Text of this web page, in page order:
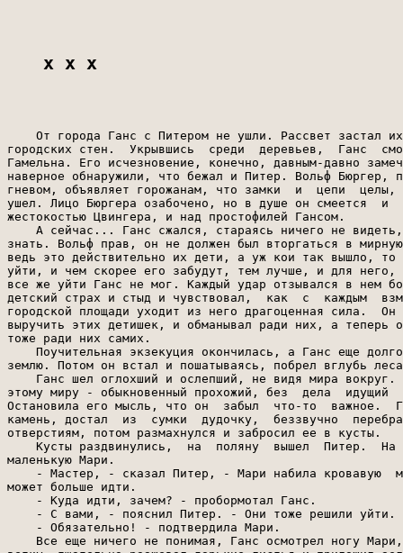
x x x
От города Ганс с Питером не ушли. Рассвет застал
городских стен.  Укрывшись  среди  деревьев,  Ганс
Гамельна. Его исчезновение, конечно, давным-давно
наверное обнаружили, что бежал и Питер. Вольф Бюргер,
гневом, объявляет горожанам, что замки  и  цепи  целы,
ушел. Лицо Бюргера озабочено, но в душе он смеется  и
жестокостью Цвингера, и над простофилей Гансом.
А сейчас... Ганс сжался, стараясь ничего не
знать. Вольф прав, он не должен был вторгаться в
ведь это действительно их дети, а уж кои так вышло, то
уйти, и чем скорее его забудут, тем лучше, и для
все же уйти Ганс не мог. Каждый удар отзывался в нем
детский страх и стыд и чувствовал,  как  с  каждым
городской площади уходит из него драгоценная сила.
выручить этих детишек, и обманывал ради них, а теперь
тоже ради них самих.
Поучительная экзекуция окончилась, а Ганс еще
землю. Потом он встал и пошатываясь, побрел вглубь
Ганс шел оглохший и ослепший, не видя мира вокруг.
этому миру - обыкновенный прохожий, без  дела  идущий
Остановила его мысль, что он  забыл  что-то  важное.
камень, достал  из  сумки  дудочку,  беззвучно
отверстиям, потом размахнулся и забросил ее в кусты.
Кусты раздвинулись,  на  поляну  вышел  Питер.  На
маленькую Мари.
- Мастер, - сказал Питер, - Мари набила кровавую
может больше идти.
    - Куда идти, зачем? - пробормотал Ганс.
    - С вами, - пояснил Питер. - Они тоже решили уйти.
    - Обязательно! - подтвердила Мари.
Все еще ничего не понимая, Ганс осмотрел ногу